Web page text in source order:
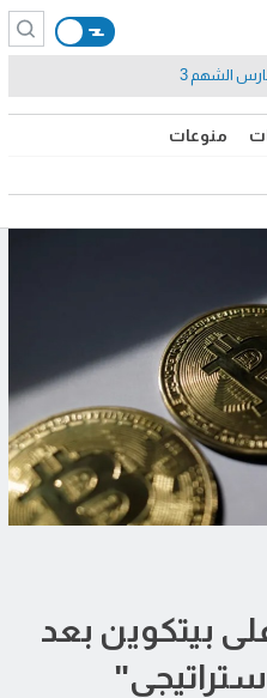
منوعات
الشهم 3
بيتكوين بعد